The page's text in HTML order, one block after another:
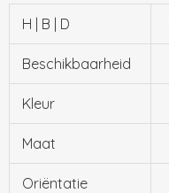
H | B | D
Beschikbaarheid
Kleur
Maat
Oriëntatie